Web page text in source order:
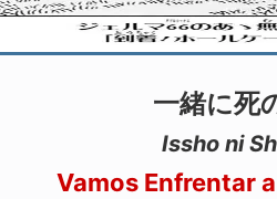
一緒に死
Issho ni
Vamos Enfrentar